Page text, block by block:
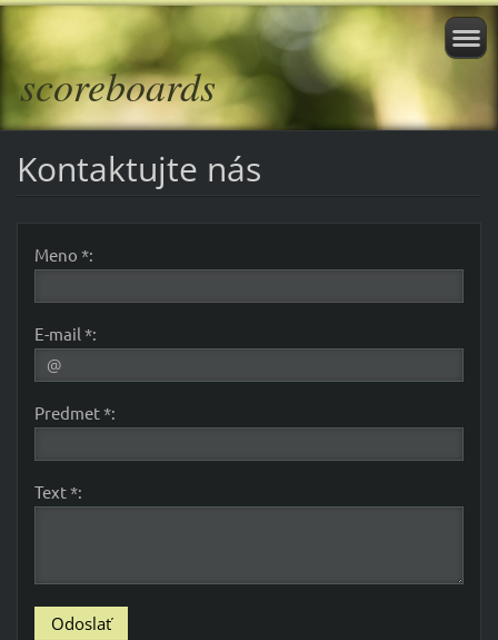
scoreboards
Kontaktujte nás
Meno *:
E-mail *:
Predmet *:
Text *: